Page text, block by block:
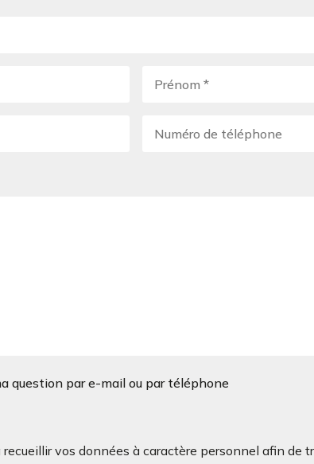
question par e-mail ou par téléphone
vos données à caractère personnel afin de